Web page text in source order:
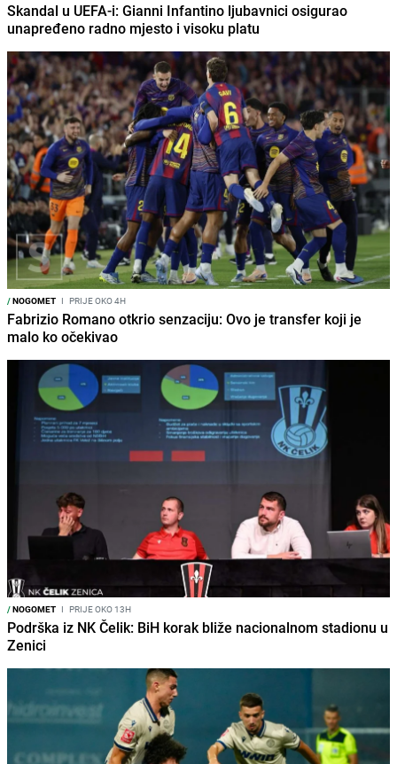
Skandal u UEFA-i: Gianni Infantino ljubavnici osigurao
unapređeno radno mjesto i visoku platu
/NOGOMET I PRIJE OKO 4H
Fabrizio Romano otkrio senzaciju: Ovo je transfer koji je
malo ko očekivao
/NOGOMET I PRIJE OKO 13H
Podrška iz NK Čelik: BiH korak bliže nacionalnom stadionu u
Zenici